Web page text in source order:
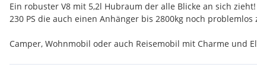
Ein robuster V8 mit 5,2l Hubraum der alle Blicke an sich zieht!
230 PS die auch einen Anhänger bis 2800kg noch problemlos
Camper, Wohnmobil oder auch Reisemobil mit Charme und
Besichtigung und Probefahrt für ernstgemeinte